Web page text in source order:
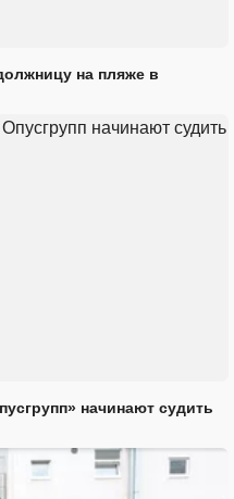
на пляже в
начинают судить